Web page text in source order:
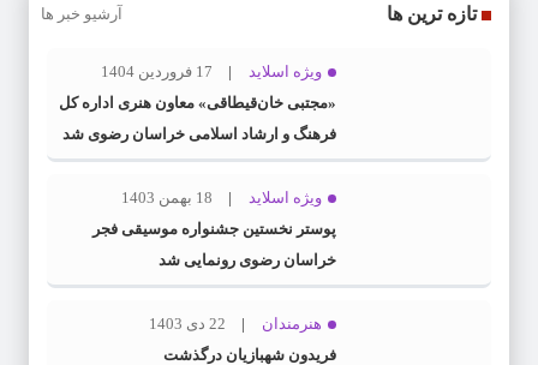
تازه ترین ها آرشیو خبر ها
ویژه اسلاید
17 فروردین 1404
«مجتبی خان‌قیطاقی» معاون هنری اداره کل
فرهنگ و ارشاد اسلامی خراسان رضوی شد
ویژه اسلاید
18 بهمن 1403
پوستر نخستین جشنواره موسیقی فجر
خراسان رضوی رونمایی شد
هنرمندان
22 دی 1403
فریدون شهبازیان درگذشت